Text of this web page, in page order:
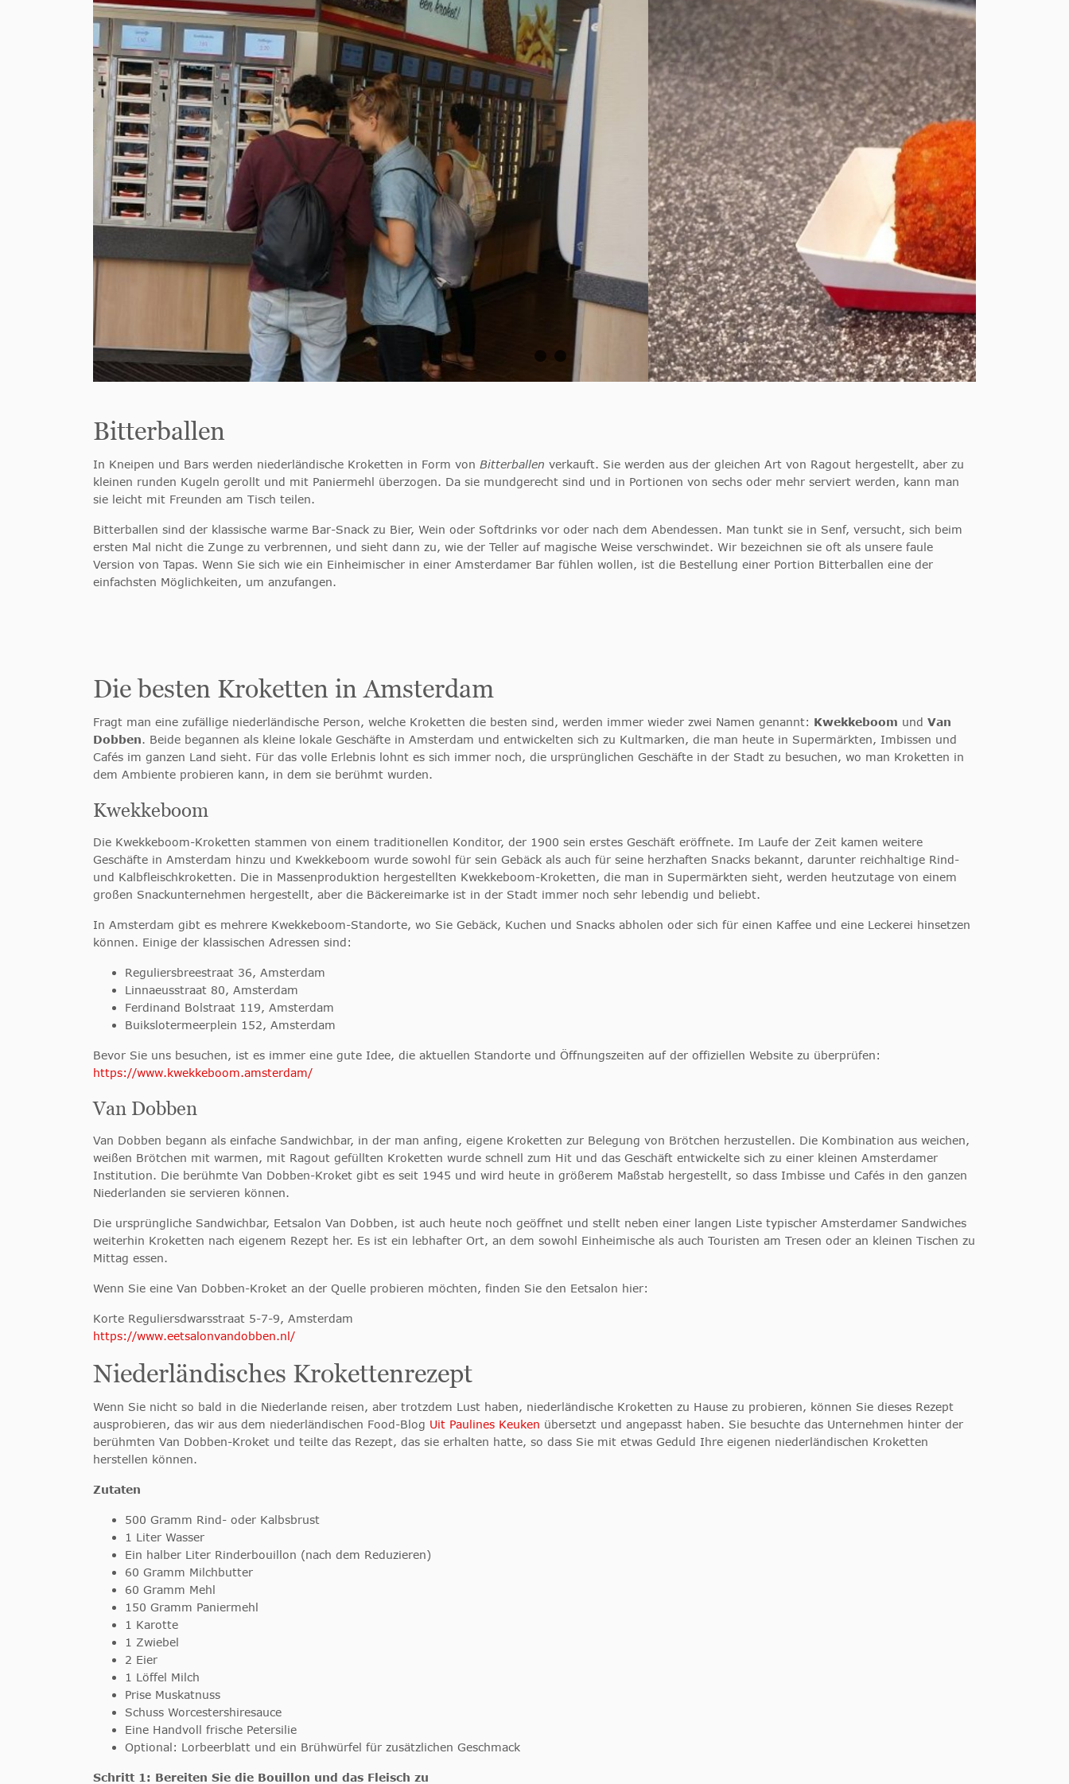
Bitterballen
In Kneipen und Bars werden niederländische Kroketten in Form von Bitterballen verkauft. Sie werden aus der gleichen Art von Ragout hergestellt, aber zu
kleinen runden Kugeln gerollt und mit Paniermehl überzogen. Da sie mundgerecht sind und in Portionen von sechs oder mehr serviert werden, kann man
sie leicht mit Freunden am Tisch teilen.
Bitterballen sind der klassische warme Bar-Snack zu Bier, Wein oder Softdrinks vor oder nach dem Abendessen. Man tunkt sie in Senf, versucht, sich beim
ersten Mal nicht die Zunge zu verbrennen, und sieht dann zu, wie der Teller auf magische Weise verschwindet. Wir bezeichnen sie oft als unsere faule
Version von Tapas. Wenn Sie sich wie ein Einheimischer in einer Amsterdamer Bar fühlen wollen, ist die Bestellung einer Portion Bitterballen eine der
einfachsten Möglichkeiten, um anzufangen.
Die besten Kroketten in Amsterdam
Fragt man eine zufällige niederländische Person, welche Kroketten die besten sind, werden immer wieder zwei Namen genannt: Kwekkeboom und Van
Dobben. Beide begannen als kleine lokale Geschäfte in Amsterdam und entwickelten sich zu Kultmarken, die man heute in Supermärkten, Imbissen und
Cafés im ganzen Land sieht. Für das volle Erlebnis lohnt es sich immer noch, die ursprünglichen Geschäfte in der Stadt zu besuchen, wo man Kroketten in
dem Ambiente probieren kann, in dem sie berühmt wurden.
Kwekkeboom
Die Kwekkeboom-Kroketten stammen von einem traditionellen Konditor, der 1900 sein erstes Geschäft eröffnete. Im Laufe der Zeit kamen weitere
Geschäfte in Amsterdam hinzu und Kwekkeboom wurde sowohl für sein Gebäck als auch für seine herzhaften Snacks bekannt, darunter reichhaltige Rind-
und Kalbfleischkroketten. Die in Massenproduktion hergestellten Kwekkeboom-Kroketten, die man in Supermärkten sieht, werden heutzutage von einem
großen Snackunternehmen hergestellt, aber die Bäckereimarke ist in der Stadt immer noch sehr lebendig und beliebt.
In Amsterdam gibt es mehrere Kwekkeboom-Standorte, wo Sie Gebäck, Kuchen und Snacks abholen oder sich für einen Kaffee und eine Leckerei hinsetzen
können. Einige der klassischen Adressen sind:
Reguliersbreestraat 36, Amsterdam
Linnaeusstraat 80, Amsterdam
Ferdinand Bolstraat 119, Amsterdam
Buikslotermeerplein 152, Amsterdam
Bevor Sie uns besuchen, ist es immer eine gute Idee, die aktuellen Standorte und Öffnungszeiten auf der offiziellen Website zu überprüfen:
https://www.kwekkeboom.amsterdam/
Van Dobben
Van Dobben begann als einfache Sandwichbar, in der man anfing, eigene Kroketten zur Belegung von Brötchen herzustellen. Die Kombination aus weichen,
weißen Brötchen mit warmen, mit Ragout gefüllten Kroketten wurde schnell zum Hit und das Geschäft entwickelte sich zu einer kleinen Amsterdamer
Institution. Die berühmte Van Dobben-Kroket gibt es seit 1945 und wird heute in größerem Maßstab hergestellt, so dass Imbisse und Cafés in den ganzen
Niederlanden sie servieren können.
Die ursprüngliche Sandwichbar, Eetsalon Van Dobben, ist auch heute noch geöffnet und stellt neben einer langen Liste typischer Amsterdamer Sandwiches
weiterhin Kroketten nach eigenem Rezept her. Es ist ein lebhafter Ort, an dem sowohl Einheimische als auch Touristen am Tresen oder an kleinen Tischen zu
Mittag essen.
Wenn Sie eine Van Dobben-Kroket an der Quelle probieren möchten, finden Sie den Eetsalon hier:
Korte Reguliersdwarsstraat 5-7-9, Amsterdam
https://www.eetsalonvandobben.nl/
Niederländisches Krokettenrezept
Wenn Sie nicht so bald in die Niederlande reisen, aber trotzdem Lust haben, niederländische Kroketten zu Hause zu probieren, können Sie dieses Rezept
ausprobieren, das wir aus dem niederländischen Food-Blog Uit Paulines Keuken übersetzt und angepasst haben. Sie besuchte das Unternehmen hinter der
berühmten Van Dobben-Kroket und teilte das Rezept, das sie erhalten hatte, so dass Sie mit etwas Geduld Ihre eigenen niederländischen Kroketten
herstellen können.
Zutaten
500 Gramm Rind- oder Kalbsbrust
1 Liter Wasser
Ein halber Liter Rinderbouillon (nach dem Reduzieren)
60 Gramm Milchbutter
60 Gramm Mehl
150 Gramm Paniermehl
1 Karotte
1 Zwiebel
2 Eier
1 Löffel Milch
Prise Muskatnuss
Schuss Worcestershiresauce
Eine Handvoll frische Petersilie
Optional: Lorbeerblatt und ein Brühwürfel für zusätzlichen Geschmack
Schritt 1: Bereiten Sie die Bouillon und das Fleisch zu